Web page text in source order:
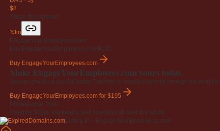
$8
Share this domain
𝕏fin
EngageYourEmployees.com
Buy EngageYourEmployees.com$195
Buy EngageYourEmployees.com
Make EngageYourEmployees.com yours today.
Secure checkout via GoDaddy. Transfer is handled directly through the world's
Buy EngageYourEmployees.com for $195
Professional Trust
Used by SEOs, marketers, and investors all over the world.
Listing ID · EngageYourEmployees.com